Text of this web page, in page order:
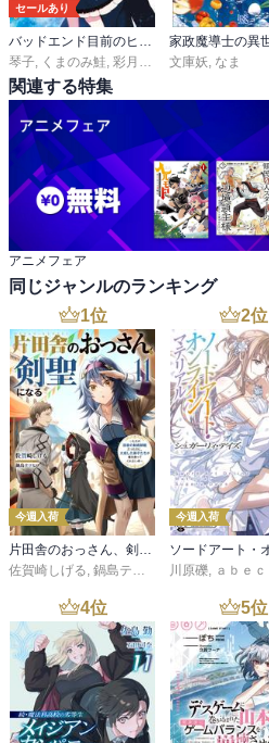
セールあり
琴子
くまのみ鮭 彩月つかさ
文庫妖 なま
関連する特集
アニメフェア
同じジャンルのランキング
1位
今週入荷
片田舎のおっさん、剣聖になる 11 ～ただの田舎の剣術師範だったのに、大成した弟子たちが俺を放ってくれない件～
佐賀崎しげる, 鍋島テツヒロ
2位
今週入荷
川原礫, ａｂｅｃ
4位 5位